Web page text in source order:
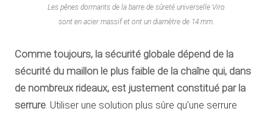
Les pênes dormants de la barre de sûreté universelle Viro
sont en acier massif et ont un diamètre de 14 mm.
Comme toujours, la sécurité globale dépend de la
sécurité du maillon le plus faible de la chaîne qui, dans
de nombreux rideaux, est justement constitué par la
serrure . Utiliser une solution plus sûre qu’une serrure